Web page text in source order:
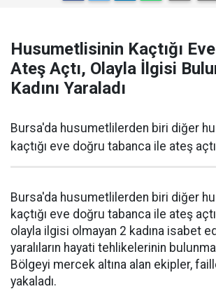
Husumetlisinin Kaçtığı
Ateş Açtı, Olayla İlgisi
Kadını Yaraladı
Bursa'da husumetlilerden biri diğer
kaçtığı eve doğru tabanca ile ateş
Bursa'da husumetlilerden biri diğer
kaçtığı eve doğru tabanca ile ateş
olayla ilgisi olmayan 2 kadına isabet
yaralıların hayati tehlikelerinin
Bölgeyi mercek altına alan ekipler,
yakaladı.